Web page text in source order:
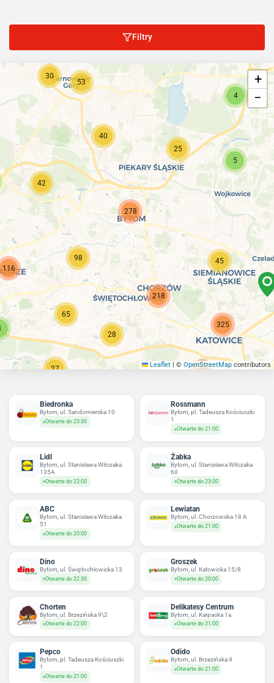
Filtry
5
25
40
42
28
4
30
27
278
98 45
218
65
116
53
325
154
+
−
Leaflet | © OpenStreetMap contributors
Biedronka
Bytom, ul. Sandomierska 10
Otwarte do 23:30
Rossmann
Bytom, pl. Tadeusza Kościuszki
1
Otwarte do 21:00
Lidl
Bytom, ul. Stanisława Witczaka
135A
Otwarte do 22:00
Żabka
Bytom, ul. Stanisława Witczaka
60
Otwarte do 23:00
ABC
Bytom, ul. Stanisława Witczaka
51
Otwarte do 20:00
Lewiatan
Bytom, ul. Chorzowska 18 A
Otwarte do 21:00
Dino
Bytom, ul. Świętochłowicka 13
Otwarte do 22:30
Groszek
Bytom, ul. Katowicka 15/8
Otwarte do 20:00
Chorten
Bytom, ul. Brzezińska 9\2
Otwarte do 22:00
Delikatesy Centrum
Bytom, ul. Karpacka 1a
Otwarte do 21:00
Pepco
Bytom, pl. Tadeusza Kościuszki
1
Otwarte do 21:00
Odido
Bytom, ul. Brzezińska 9
Otwarte do 21:00